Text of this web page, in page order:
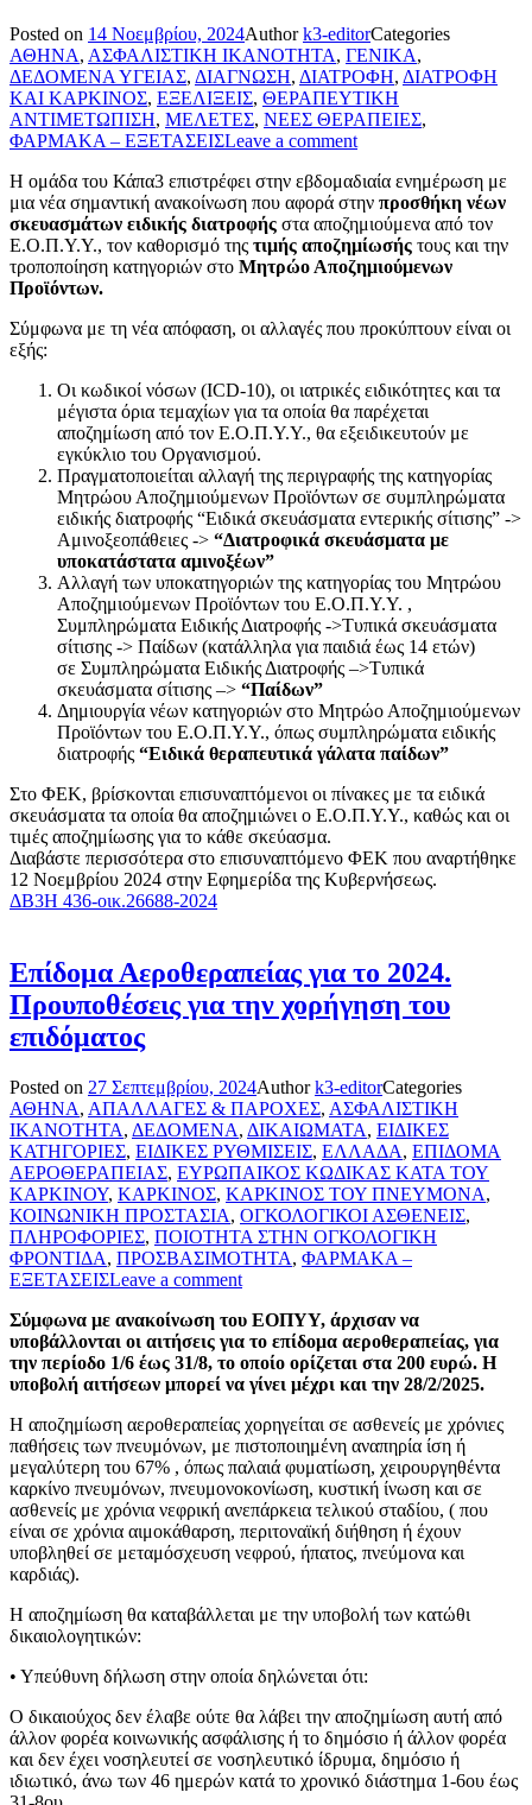
Posted on 14 Νοεμβρίου, 2024Authork3-editorCategories
ΑΘΗΝΑ, ΑΣΦΑΛΙΣΤΙΚΗ ΙΚΑΝΟΤΗΤΑ, ΓΕΝΙΚΑ,
ΔΕΔΟΜΕΝΑ ΥΓΕΙΑΣ, ΔΙΑΓΝΩΣΗ, ΔΙΑΤΡΟΦΗ, ΔΙΑΤΡΟΦΗ
ΚΑΙ ΚΑΡΚΙΝΟΣ, ΕΞΕΛΙΞΕΙΣ, ΘΕΡΑΠΕΥΤΙΚΗ
ΑΝΤΙΜΕΤΩΠΙΣΗ, ΜΕΛΕΤΕΣ, ΝΕΕΣ ΘΕΡΑΠΕΙΕΣ,
ΦΑΡΜΑΚΑ – ΕΞΕΤΑΣΕΙΣLeave a comment
Η ομάδα του Κάπα3 επιστρέφει στην εβδομαδιαία ενημέρωση με
μια νέα σημαντική ανακοίνωση που αφορά στην προσθήκη νέων
σκευασμάτων ειδικής διατροφής στα αποζημιούμενα από τον
Ε.Ο.Π.Υ.Υ., τον καθορισμό της τιμής αποζημίωσής τους και την
τροποποίηση κατηγοριών στο Μητρώο Αποζημιούμενων
Προϊόντων.
Σύμφωνα με τη νέα απόφαση, οι αλλαγές που προκύπτουν είναι οι
εξής:
Οι κωδικοί νόσων (ICD-10), οι ιατρικές ειδικότητες και τα
μέγιστα όρια τεμαχίων για τα οποία θα παρέχεται
αποζημίωση από τον Ε.Ο.Π.Υ.Υ., θα εξειδικευτούν με
εγκύκλιο του Οργανισμού.
Πραγματοποιείται αλλαγή της περιγραφής της κατηγορίας
Μητρώου Αποζημιούμενων Προϊόντων σε συμπληρώματα
ειδικής διατροφής “Ειδικά σκευάσματα εντερικής σίτισης” ->
Αμινοξεοπάθειες -> “Διατροφικά σκευάσματα με
υποκατάστατα αμινοξέων”
Αλλαγή των υποκατηγοριών της κατηγορίας του Μητρώου
Αποζημιούμενων Προϊόντων του Ε.Ο.Π.Υ.Υ. ,
Συμπληρώματα Ειδικής Διατροφής ->Τυπικά σκευάσματα
σίτισης -> Παίδων (κατάλληλα για παιδιά έως 14 ετών)
σε Συμπληρώματα Ειδικής Διατροφής –>Τυπικά
σκευάσματα σίτισης –> “Παίδων”
Δημιουργία νέων κατηγοριών στο Μητρώο Αποζημιούμενων
Προϊόντων του Ε.Ο.Π.Υ.Υ., όπως συμπληρώματα ειδικής
διατροφής “Ειδικά θεραπευτικά γάλατα παίδων”
Στο ΦΕΚ, βρίσκονται επισυναπτόμενοι οι πίνακες με τα ειδικά
σκευάσματα τα οποία θα αποζημιώνει ο Ε.Ο.Π.Υ.Υ., καθώς και οι
τιμές αποζημίωσης για το κάθε σκεύασμα.
Διαβάστε περισσότερα στο επισυναπτόμενο ΦΕΚ που αναρτήθηκε
12 Νοεμβρίου 2024 στην Εφημερίδα της Κυβερνήσεως.
ΔΒ3Η 436-οικ.26688-2024
Επίδομα Αεροθεραπείας για το 2024.
Προυποθέσεις για την χορήγηση του
επιδόματος
Posted on 27 Σεπτεμβρίου, 2024Authork3-editorCategories
ΑΘΗΝΑ, ΑΠΑΛΛΑΓΕΣ & ΠΑΡΟΧΕΣ, ΑΣΦΑΛΙΣΤΙΚΗ
ΙΚΑΝΟΤΗΤΑ, ΔΕΔΟΜΕΝΑ, ΔΙΚΑΙΩΜΑΤΑ, ΕΙΔΙΚΕΣ
ΚΑΤΗΓΟΡΙΕΣ, ΕΙΔΙΚΕΣ ΡΥΘΜΙΣΕΙΣ, ΕΛΛΑΔΑ, ΕΠΙΔΟΜΑ
ΑΕΡΟΘΕΡΑΠΕΙΑΣ, ΕΥΡΩΠΑΙΚΟΣ ΚΩΔΙΚΑΣ ΚΑΤΑ ΤΟΥ
ΚΑΡΚΙΝΟΥ, ΚΑΡΚΙΝΟΣ, ΚΑΡΚΙΝΟΣ ΤΟΥ ΠΝΕΥΜΟΝΑ,
ΚΟΙΝΩΝΙΚΗ ΠΡΟΣΤΑΣΙΑ, ΟΓΚΟΛΟΓΙΚΟΙ ΑΣΘΕΝΕΙΣ,
ΠΛΗΡΟΦΟΡΙΕΣ, ΠΟΙΟΤΗΤΑ ΣΤΗΝ ΟΓΚΟΛΟΓΙΚΗ
ΦΡΟΝΤΙΔΑ, ΠΡΟΣΒΑΣΙΜΟΤΗΤΑ, ΦΑΡΜΑΚΑ –
ΕΞΕΤΑΣΕΙΣLeave a comment
Σύμφωνα με ανακοίνωση του ΕΟΠΥΥ, άρχισαν να
υποβάλλονται οι αιτήσεις για το επίδομα αεροθεραπείας, για
την περίοδο 1/6 έως 31/8, το οποίο ορίζεται στα 200 ευρώ. Η
υποβολή αιτήσεων μπορεί να γίνει μέχρι και την 28/2/2025.
Η αποζημίωση αεροθεραπείας χορηγείται σε ασθενείς με χρόνιες
παθήσεις των πνευμόνων, με πιστοποιημένη αναπηρία ίση ή
μεγαλύτερη του 67% , όπως παλαιά φυματίωση, χειρουργηθέντα
καρκίνο πνευμόνων, πνευμονοκονίωση, κυστική ίνωση και σε
ασθενείς με χρόνια νεφρική ανεπάρκεια τελικού σταδίου, ( που
είναι σε χρόνια αιμοκάθαρση, περιτοναϊκή διήθηση ή έχουν
υποβληθεί σε μεταμόσχευση νεφρού, ήπατος, πνεύμονα και
καρδιάς).
Η αποζημίωση θα καταβάλλεται με την υποβολή των κατώθι
δικαιολογητικών:
• Υπεύθυνη δήλωση στην οποία δηλώνεται ότι:
Ο δικαιούχος δεν έλαβε ούτε θα λάβει την αποζημίωση αυτή από
άλλον φορέα κοινωνικής ασφάλισης ή το δημόσιο ή άλλον φορέα
και δεν έχει νοσηλευτεί σε νοσηλευτικό ίδρυμα, δημόσιο ή
ιδιωτικό, άνω των 46 ημερών κατά το χρονικό διάστημα 1-6ου έως